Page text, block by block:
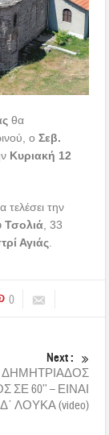
θα
οΣεβ.
Κυριακή 12
την
Τσολιά, 33
Αγιάς.
0
Next :
ΣΕ 60’’ – ΕΙΝΑΙ
ΛΟΥΚΑ (video)